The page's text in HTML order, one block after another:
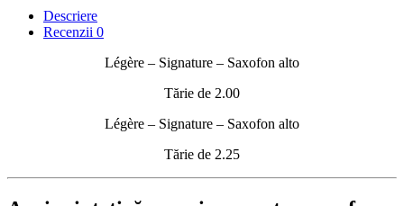
Descriere
Recenzii 0
Légère – Signature – Saxofon alto
Tărie de 2.00
Légère – Signature – Saxofon alto
Tărie de 2.25